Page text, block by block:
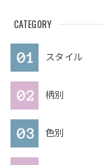
CATEGORY
スタイル
柄別
色別